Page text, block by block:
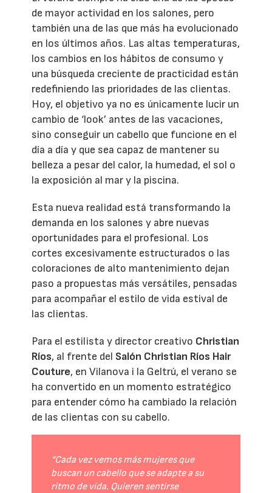
de mayor actividad en los salones, pero
también una de las que más ha evolucionado
en los últimos años. Las altas temperaturas,
los cambios en los hábitos de consumo y
una búsqueda creciente de practicidad están
redefiniendo las prioridades de las clientas.
Hoy, el objetivo ya no es únicamente lucir un
cambio de ‘look’ antes de las vacaciones,
sino conseguir un cabello que funcione en el
día a día y que sea capaz de mantener su
belleza a pesar del calor, la humedad, el sol o
la exposición al mar y la piscina.
Esta nueva realidad está transformando la
demanda en los salones y abre nuevas
oportunidades para el profesional. Los
cortes excesivamente estructurados o las
coloraciones de alto mantenimiento dejan
paso a propuestas más versátiles, pensadas
para acompañar el estilo de vida estival de
las clientas.
Para el estilista y director creativo Christian
Ríos, al frente del Salón Christian Ríos Hair
Couture, en Vilanova i la Geltrú, el verano se
ha convertido en un momento estratégico
para entender cómo ha cambiado la relación
de las clientas con su cabello.
“Cada vez vemos más mujeres que
buscan un cabello que se adapte a su
ritmo de vida. Quieren sentirse